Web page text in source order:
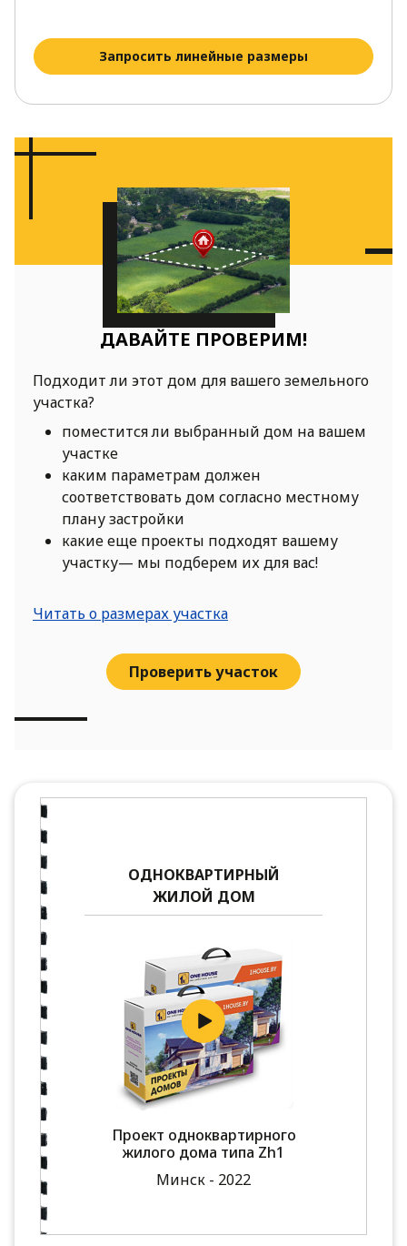
Запросить линейные размеры
ДАВАЙТЕ ПРОВЕРИМ!
Подходит ли этот дом для вашего земельного
участка?
поместится ли выбранный дом на вашем
участке
каким параметрам должен
соответствовать дом согласно местному
плану застройки
какие еще проекты подходят вашему
участку— мы подберем их для вас!
Читать о размерах участка
Проверить участок
ОДНОКВАРТИРНЫЙ
ЖИЛОЙ ДОМ
Проект одноквартирного
жилого дома типа Zh1
Минск - 2022